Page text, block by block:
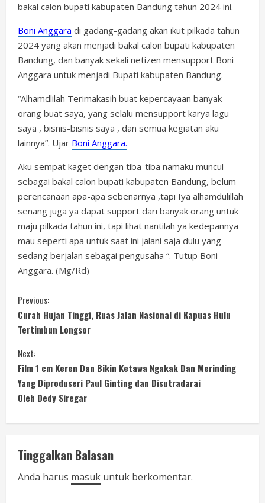
bakal calon bupati kabupaten Bandung tahun 2024 ini.
Boni Anggara di gadang-gadang akan ikut pilkada tahun
2024 yang akan menjadi bakal calon bupati kabupaten
Bandung, dan banyak sekali netizen mensupport Boni
Anggara untuk menjadi Bupati kabupaten Bandung.
“Alhamdlilah Terimakasih buat kepercayaan banyak
orang buat saya, yang selalu mensupport karya lagu
saya , bisnis-bisnis saya , dan semua kegiatan aku
lainnya”. Ujar Boni Anggara.
Aku sempat kaget dengan tiba-tiba namaku muncul
sebagai bakal calon bupati kabupaten Bandung, belum
perencanaan apa-apa sebenarnya ,tapi Iya alhamdulillah
senang juga ya dapat support dari banyak orang untuk
maju pilkada tahun ini, tapi lihat nantilah ya kedepannya
mau seperti apa untuk saat ini jalani saja dulu yang
sedang berjalan sebagai pengusaha “. Tutup Boni
Anggara. (Mg/Rd)
C
o
n
t
i
n
u
e
Previous:
Curah Hujan Tinggi, Ruas Jalan Nasional di Kapuas Hulu
Tertimbun Longsor
Next:
Film 1 cm Keren Dan Bikin Ketawa Ngakak Dan Merinding
Yang Diproduseri Paul Ginting dan Disutradarai
Oleh Dedy Siregar
Tinggalkan Balasan
Anda harus masuk untuk berkomentar.